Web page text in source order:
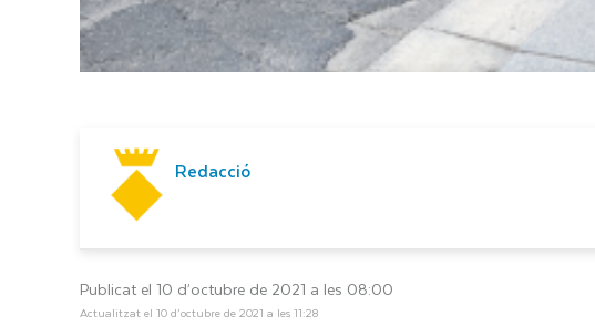
Redacció
Publicat el 10 d’octubre de 2021 a les 08:00
Actualitzat el 10 d’octubre de 2021 a les 11:28